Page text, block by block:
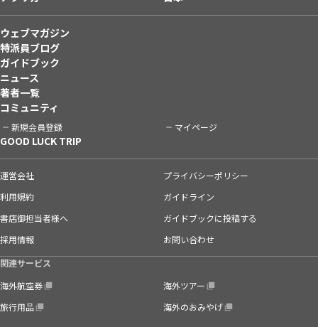
ウェブマガジン
特派員ブログ
ガイドブック
ニュース
著者一覧
コミュニティ
新規会員登録 マイページ
GOOD LUCK TRIP
運営会社
プライバシーポリシー
利用規約
ガイドライン
書店御担当者様へ
ガイドブックに投稿する
採用情報
お問い合わせ
関連サービス
海外航空券
海外ツアー
旅行用品
海外のおみやげ